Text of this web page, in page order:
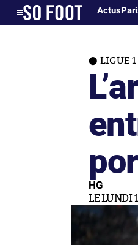
Actus
LIGUE 1
HG
LE LUNDI